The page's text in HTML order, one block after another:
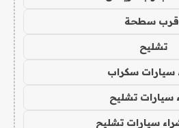
سطحة
تشليح
سيارات سكراب
سيارات تشليح
سيارات تشليح